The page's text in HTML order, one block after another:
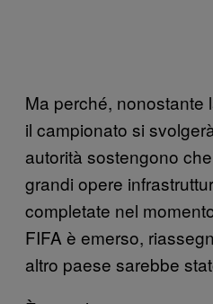
Ma perché, nonostante
il campionato si
autorità sostengono
grandi opere
completate nel
FIFA è emerso,
altro paese sarebbe